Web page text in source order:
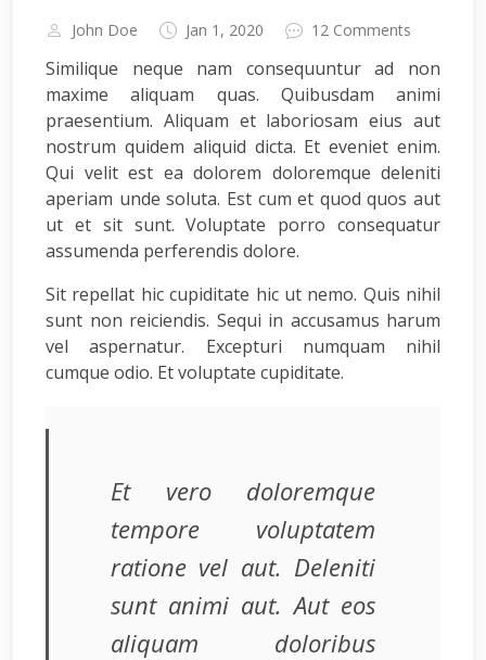
John Doe Jan 1, 2020 12 Comments
Similique neque nam consequuntur ad non
maxime aliquam quas. Quibusdam animi
praesentium. Aliquam et laboriosam eius aut
nostrum quidem aliquid dicta. Et eveniet enim.
Qui velit est ea dolorem doloremque deleniti
aperiam unde soluta. Est cum et quod quos aut
ut et sit sunt. Voluptate porro consequatur
assumenda perferendis dolore.
Sit repellat hic cupiditate hic ut nemo. Quis nihil
sunt non reiciendis. Sequi in accusamus harum
vel aspernatur. Excepturi numquam nihil
cumque odio. Et voluptate cupiditate.
Et vero doloremque
tempore voluptatem
ratione vel aut. Deleniti
sunt animi aut. Aut eos
aliquam doloribus